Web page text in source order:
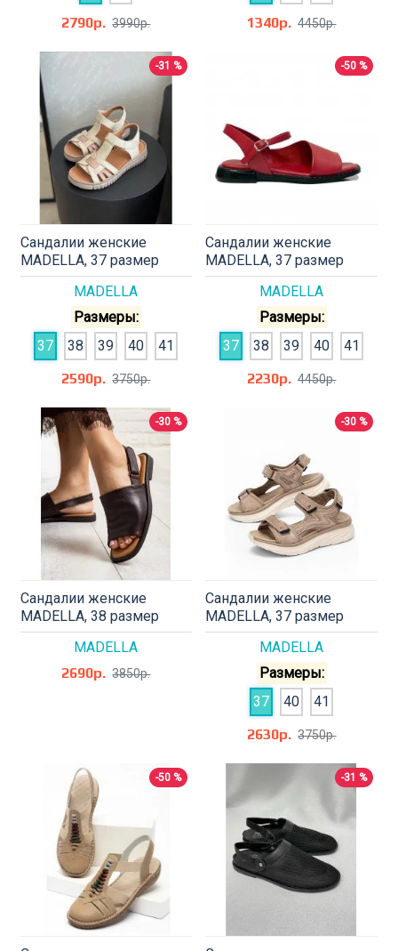
2790р. 3990р.
1340р. 4450р.
-31 %
MADELLA
Сандалии женские
MADELLA, 37 размер
Размеры:
37
38 39 40
41
2590р. 3750р.
-50 %
MADELLA
Сандалии женские
MADELLA, 37 размер
Размеры:
37
38 39 40
41
2230р. 4450р.
-30 %
MADELLA
Сандалии женские
MADELLA, 38 размер
2690р. 3850р.
-30 %
MADELLA
Сандалии женские
MADELLA, 37 размер
Размеры:
37
40
41
2630р. 3750р.
-50 % -31 %